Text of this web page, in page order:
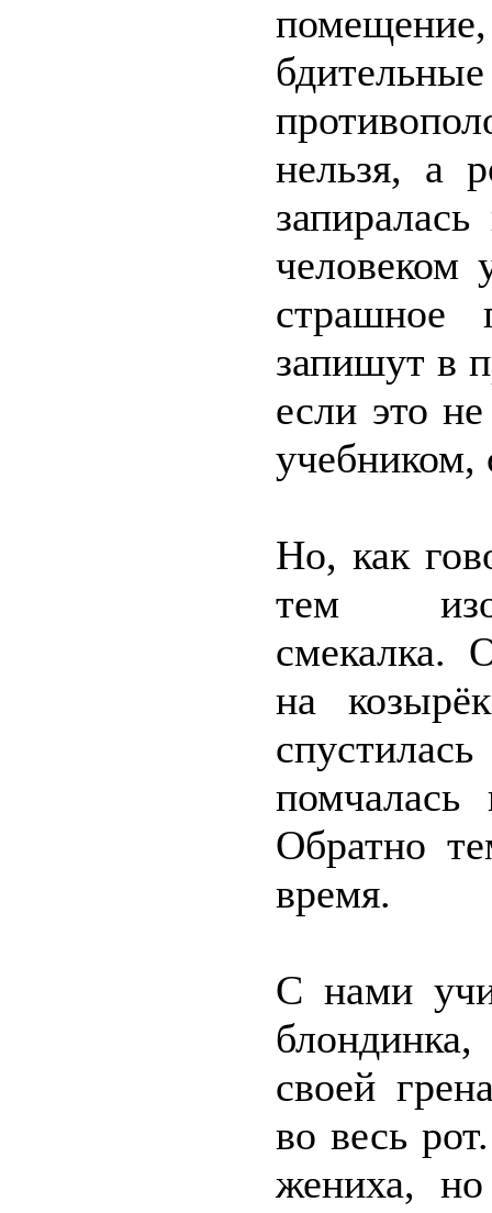
нельзя, а
человеком
страшное
запишут в
если это
Но, как
тем
смекалка.
на
Обратно
время.
С нами
своей
во весь
жениха,